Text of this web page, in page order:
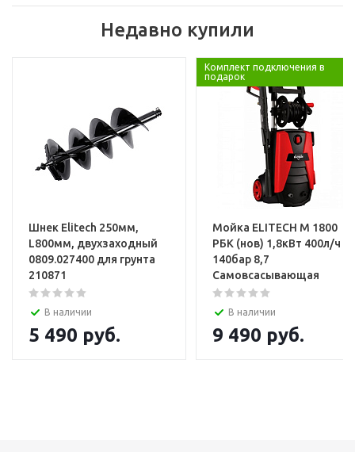
Недавно купили
Шнек Elitech 250мм,
L800мм, двухзаходный
0809.027400 для грунта
210871
В наличии
5 490 руб.
Комплект подключения в
подарок
Мойка ELITECH М 1800
РБК (нов) 1,8кВт 400л/ч
140бар 8,7
Самовсасывающая
В наличии
9 490 руб.